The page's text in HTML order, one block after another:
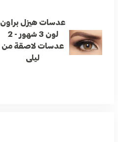
عدسات هيزل براون
لون 3 شهور - 2
عدسات لاصقة من
ليلى